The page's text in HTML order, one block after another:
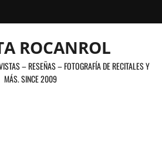
ROCANROL
– RESEÑAS – FOTOGRAFÍA DE RECITALES Y
MÁS. SINCE 2009